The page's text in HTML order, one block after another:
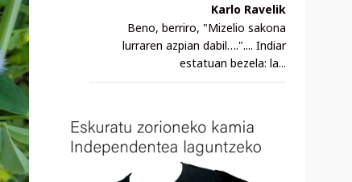
Karlo Ravelik
Beno, berriro, "Mizelio sakona
lurraren azpian dabil….".... Indiar
estatuan bezela: la...